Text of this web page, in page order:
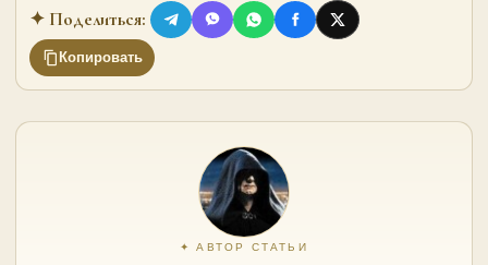
✦ Поделиться:
Копировать
✦ АВТОР СТАТЬИ